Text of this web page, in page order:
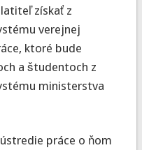
získať z
verejnej
ktoré bude
a študentoch z
ministerstva
práce o ňom